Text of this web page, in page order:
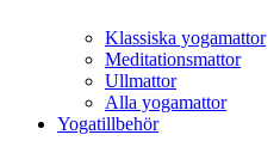
Klassiska yogamattor
Meditationsmattor
Ullmattor
Alla yogamattor
Yogatillbehör